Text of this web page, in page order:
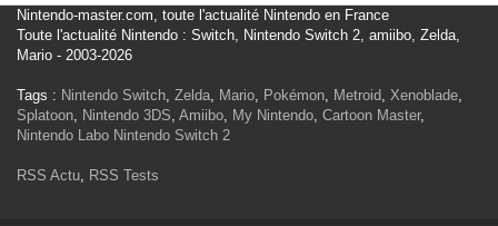
Nintendo-master.com, toute l'actualité Nintendo en France
Toute l'actualité Nintendo : Switch, Nintendo Switch 2, amiibo, Zelda,
Mario - 2003-2026
Tags : Nintendo Switch, Zelda, Mario, Pokémon, Metroid, Xenoblade,
Splatoon, Nintendo 3DS, Amiibo, My Nintendo, Cartoon Master,
Nintendo Labo Nintendo Switch 2
RSS Actu, RSS Tests